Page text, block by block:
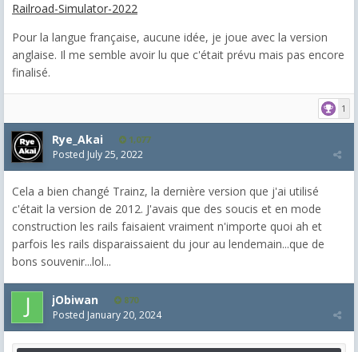
Railroad-Simulator-2022
Pour la langue française, aucune idée, je joue avec la version
anglaise. Il me semble avoir lu que c'était prévu mais pas encore
finalisé.
1
Rye_Akai 1,077
Posted July 25, 2022
Cela a bien changé Trainz, la dernière version que j'ai utilisé
c'était la version de 2012. J'avais que des soucis et en mode
construction les rails faisaient vraiment n'importe quoi ah et
parfois les rails disparaissaient du jour au lendemain...que de
bons souvenir...lol...
jObiwan 870
Posted January 20, 2024